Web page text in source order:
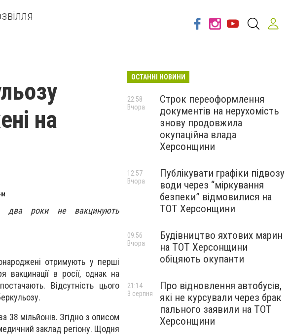
на
два роки не вакцинують
отримують у перші
в росії, однак на
Відсутність цього
38 мільйонів. Згідно з описом
заклад регіону. Щодня
ОСТАННІ НОВИНИ
Строк переоформлення
документів на нерухомість
знову продовжила
окупаційна влада
Херсонщини
22:58
Вчора
Публікувати графіки підвозу
води через “міркування
безпеки” відмовилися на
ТОТ Херсонщини
12:57
Вчора
Будівництво яхтових марин
на ТОТ Херсонщини
обіцяють окупанти
09:56
Вчора
Про відновлення автобусів,
які не курсували через брак
пального заявили на ТОТ
Херсонщини
21:14
3 серпня